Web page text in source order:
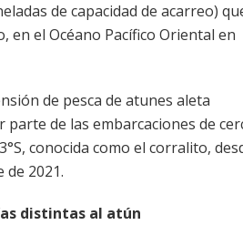
de capacidad de acarreo)
el Océano Pacífico Oriental en
de pesca de atunes aleta
de las embarcaciones de
conocida como el corralito,
de 2021.
distintas al atún